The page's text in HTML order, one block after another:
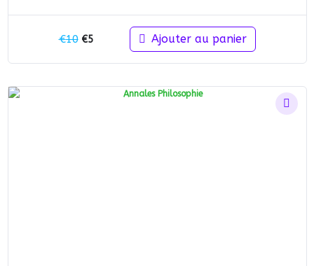
€10 Le
était :
€5Le
est :
Ajouter au panier